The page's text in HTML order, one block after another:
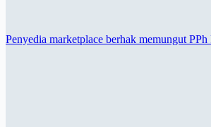
Penyedia marketplace berhak memungut PPh